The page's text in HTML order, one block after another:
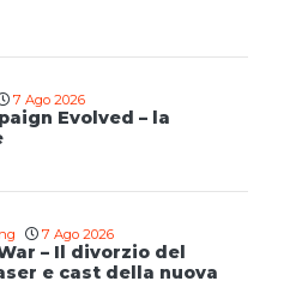
7 Ago 2026
Evolved – la
7 Ago 2026
– Il divorzio del
e cast della nuova